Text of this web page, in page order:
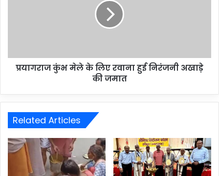
प्रयागराज कुंभ मेले के लिए रवाना हुई निरंजनी अखाड़े
की जमात
Related Articles